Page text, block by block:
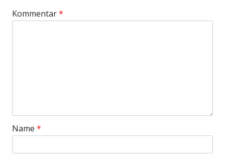
Kommentar*
Name *